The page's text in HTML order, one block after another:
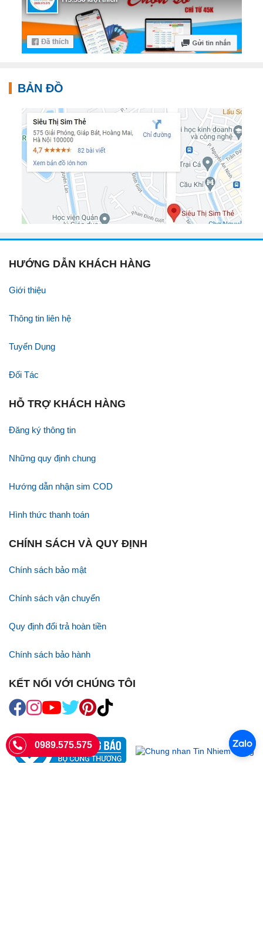
BẢN ĐỒ
HƯỚNG DẪN KHÁCH HÀNG
Giới thiệu
Thông tin liên hệ
Tuyển Dụng
Đối Tác
HỖ TRỢ KHÁCH HÀNG
Đăng ký thông tin
Những quy định chung
Hướng dẫn nhận sim COD
Hình thức thanh toán
CHÍNH SÁCH VÀ QUY ĐỊNH
Chính sách bảo mật
Chính sách vận chuyển
Quy định đổi trả hoàn tiền
Chính sách bảo hành
KẾT NỐI VỚI CHÚNG TÔI
0989.575.575